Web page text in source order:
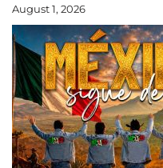
August 1, 2026